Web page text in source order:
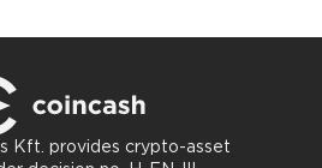
Kft. provides crypto-asset